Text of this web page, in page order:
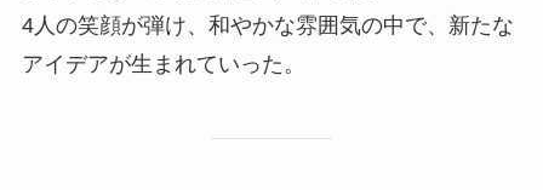
4人の笑顔が弾け、和やかな雰囲気の中で、新たな
アイデアが生まれていった。